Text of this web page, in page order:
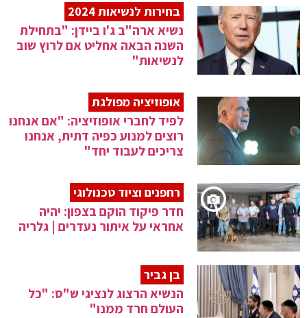
בחירות לנשיאות 2024
נשיא ארה"ב ג'ו ביידן: "בתחילת
השנה הבאה אחליט אם לרוץ שוב
לנשיאות"
אופוזיציה מפולגת
לפיד לחברי אופוזיציה: "אם אנחנו
רוצים למנוע כפיה דתית, אנחנו
צריכים לעבוד יחד"
רחפנים וציוד טכנולוגי
חדר פיקוד הוקם בצפון: יהיה
אחראי על איתור נעדרים | גלריה
בן גביר
הנשיא הרצוג לנציגי ש"ס: "כל
העולם חרד ממנו"